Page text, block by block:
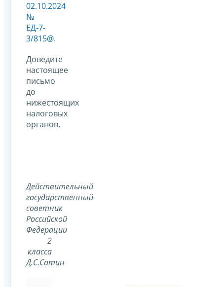
02.10.2024
№
ЕД-7-
3/815@.
Доведите
настоящее
письмо
до
нижестоящих
налоговых
органов.
Действительный
государственный
советник
Российской
Федерации
2
класса
Д.С.Сатин